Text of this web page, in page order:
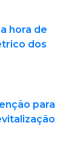
hora de
dos
para